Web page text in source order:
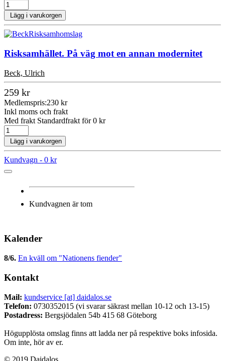
Lägg i varukorgen
Risksamhället. På väg mot en annan modernitet
Beck, Ulrich
259 kr
Medlemspris:230 kr
Inkl moms och frakt
Med frakt Standardfrakt för 0 kr
Lägg i varukorgen
Kundvagn - 0 kr
Kundvagnen är tom
Kalender
8/6. En kväll om "Nationens fiender"
Kontakt
Mail: kundservice [at] daidalos.se
Telefon: 0730352015 (vi svarar säkrast mellan 10-12 och 13-15)
Postadress: Bergsjödalen 54b 415 68 Göteborg
Högupplösta omslag finns att ladda ner på respektive boks infosida.
Om inte, hör av er.
© 2019 Daidalos